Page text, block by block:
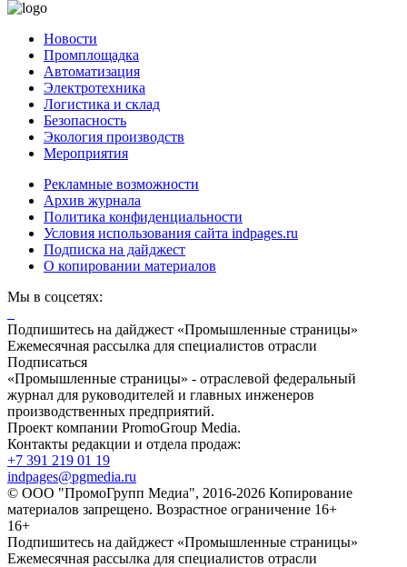
Новости
Промплощадка
Автоматизация
Электротехника
Логистика и склад
Безопасность
Экология производств
Мероприятия
Рекламные возможности
Архив журнала
Политика конфиденциальности
Условия использования сайта indpages.ru
Подписка на дайджест
О копировании материалов
Мы в соцсетях:
Подпишитесь на дайджест «Промышленные страницы»
Ежемесячная рассылка для специалистов отрасли
Подписаться
«Промышленные страницы» - отраслевой федеральный
журнал для руководителей и главных инженеров
производственных предприятий.
Проект компании PromoGroup Media.
Контакты редакции и отдела продаж:
+7 391 219 01 19
indpages@pgmedia.ru
© ООО "ПромоГрупп Медиа", 2016-2026 Копирование
материалов запрещено. Возрастное ограничение 16+
16+
Подпишитесь на дайджест «Промышленные страницы»
Ежемесячная рассылка для специалистов отрасли